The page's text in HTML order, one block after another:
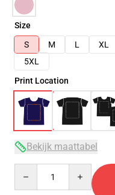
Size
S
M L XL
5XL
Print Location
Bekijk maattabel